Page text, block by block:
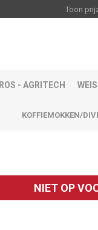
ROS - AGRITECH
KOFFIEMOKKEN/
NIET OP